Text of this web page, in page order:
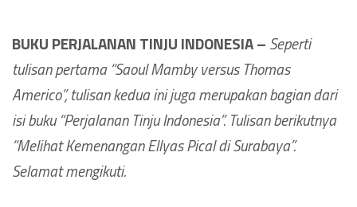
BUKU PERJALANAN TINJU INDONESIA – Seperti
tulisan pertama “Saoul Mamby versus Thomas
Americo”, tulisan kedua ini juga merupakan bagian dari
isi buku “Perjalanan Tinju Indonesia”. Tulisan berikutnya
“Melihat Kemenangan Ellyas Pical di Surabaya”.
Selamat mengikuti.